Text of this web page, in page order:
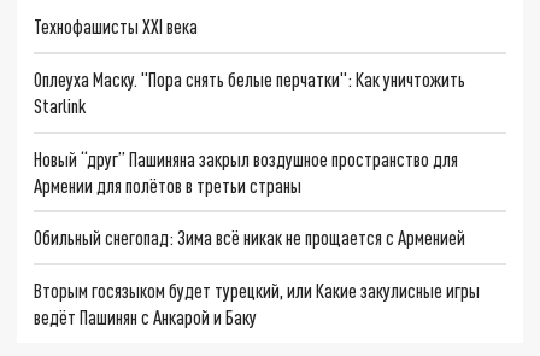
Технофашисты XXI века
Оплеуха Маску. "Пора снять белые перчатки": Как уничтожить
Starlink
Новый “друг” Пашиняна закрыл воздушное пространство для
Армении для полётов в третьи страны
Обильный снегопад: Зима всё никак не прощается с Арменией
Вторым госязыком будет турецкий, или Какие закулисные игры
ведёт Пашинян с Анкарой и Баку